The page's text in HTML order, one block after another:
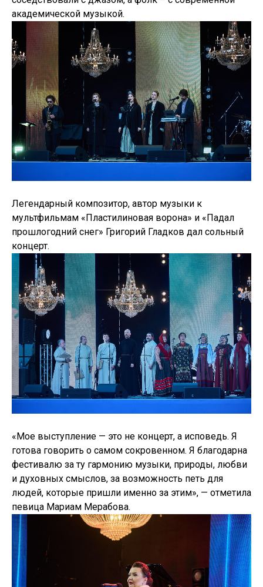
академической музыкой.
Легендарный композитор, автор музыки к
мультфильмам «Пластилиновая ворона» и «Падал
прошлогодний снег» Григорий Гладков дал сольный
концерт.
«Мое выступление — это не концерт, а исповедь. Я
готова говорить о самом сокровенном. Я благодарна
фестивалю за ту гармонию музыки, природы, любви
и духовных смыслов, за возможность петь для
людей, которые пришли именно за этим», — отметила
певица Мариам Мерабова.